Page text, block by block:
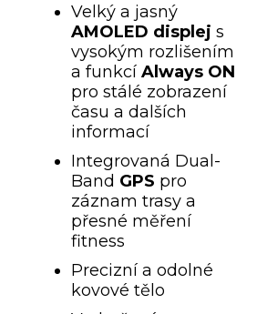
Velký a jasný
AMOLED displej s
vysokým rozlišením
a funkcí Always ON
pro stálé zobrazení
času a dalších
informací
Integrovaná Dual-
Band GPS pro
záznam trasy a
přesné měření
fitness
Precizní a odolné
kovové tělo